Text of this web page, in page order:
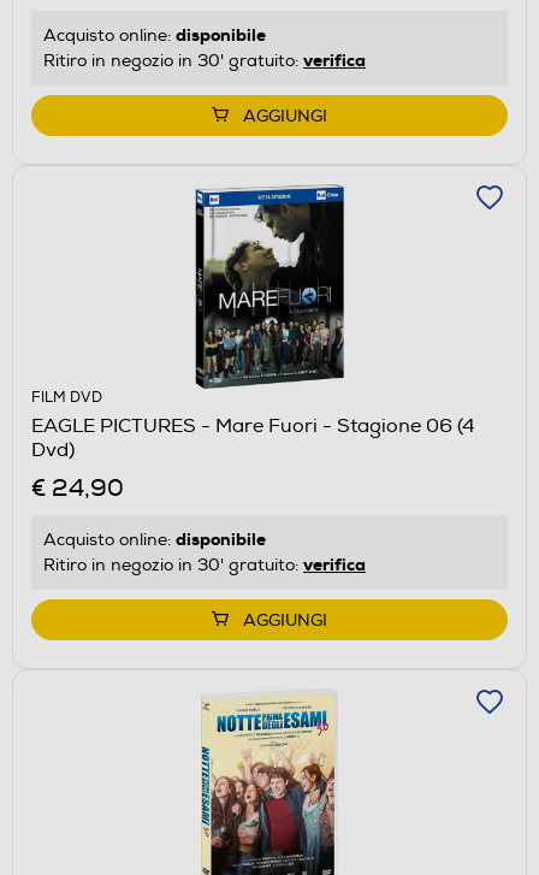
Acquisto online: disponibile
Ritiro in negozio in 30' gratuito: verifica
AGGIUNGI
FILM DVD
EAGLE PICTURES - Mare Fuori - Stagione 06 (4
Dvd)
€ 24,90
Acquisto online: disponibile
Ritiro in negozio in 30' gratuito: verifica
AGGIUNGI